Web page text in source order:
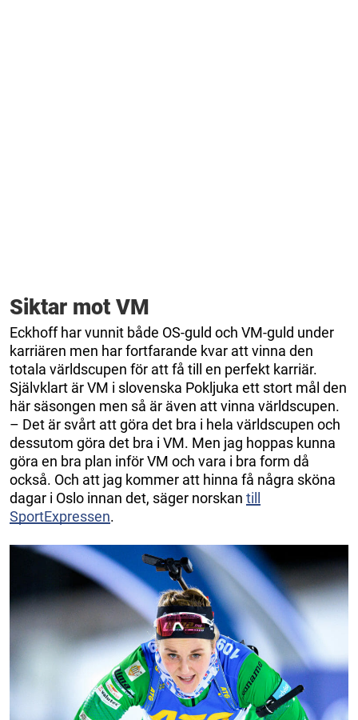
Siktar mot VM
Eckhoff har vunnit både OS-guld och VM-guld under
karriären men har fortfarande kvar att vinna den
totala världscupen för att få till en perfekt karriär.
Självklart är VM i slovenska Pokljuka ett stort mål den
här säsongen men så är även att vinna världscupen.
– Det är svårt att göra det bra i hela världscupen och
dessutom göra det bra i VM. Men jag hoppas kunna
göra en bra plan inför VM och vara i bra form då
också. Och att jag kommer att hinna få några sköna
dagar i Oslo innan det, säger norskan till
SportExpressen.